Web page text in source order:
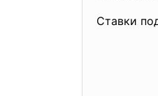
Ставки